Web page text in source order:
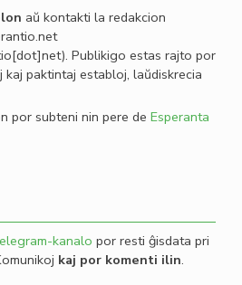
aŭ kontakti la redakcion
.net
. Publikigo estas rajto por
kaj paktintaj establoj, laŭdiskrecia
por subteni nin pere de Esperanta
kanalo por resti ĝisdata pri
kaj por komenti ilin.